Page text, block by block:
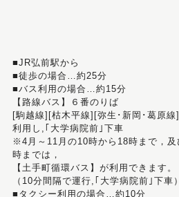
■JR弘前駅から
■徒歩の場合…約25分
■バス利用の場合…約15分
【路線バス】６番のりば
[駒越線][枯木平線][弥生･新岡･葛原
利用し,｢大学病院前｣下車
※4月～11月の10時から18時まで，
時までは，
【土手町循環バス】が利用できます。
（10分間隔で運行,｢大学病院前｣下車）
■タクシー利用の場合…約10分